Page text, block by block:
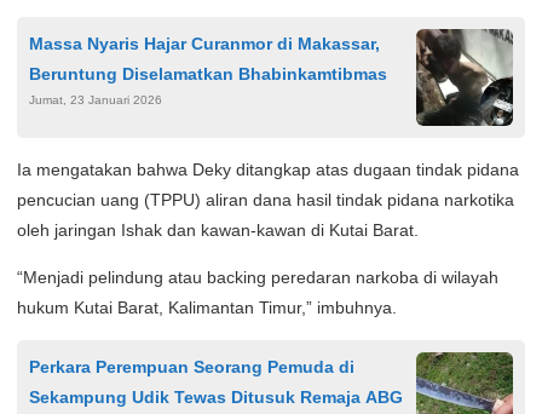
Massa Nyaris Hajar Curanmor di Makassar,
Beruntung Diselamatkan Bhabinkamtibmas
Jumat, 23 Januari 2026
Ia mengatakan bahwa Deky ditangkap atas dugaan tindak pidana
pencucian uang (TPPU) aliran dana hasil tindak pidana narkotika
oleh jaringan Ishak dan kawan-kawan di Kutai Barat.
“Menjadi pelindung atau backing peredaran narkoba di wilayah
hukum Kutai Barat, Kalimantan Timur,” imbuhnya.
Perkara Perempuan Seorang Pemuda di
Sekampung Udik Tewas Ditusuk Remaja ABG